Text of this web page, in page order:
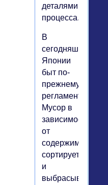
деталями
процесса.
В
сегодняшней
Японии
быт по-
прежнему
Мусор в
зависимости
от
содержимого
сортируется
и
выбрасывается